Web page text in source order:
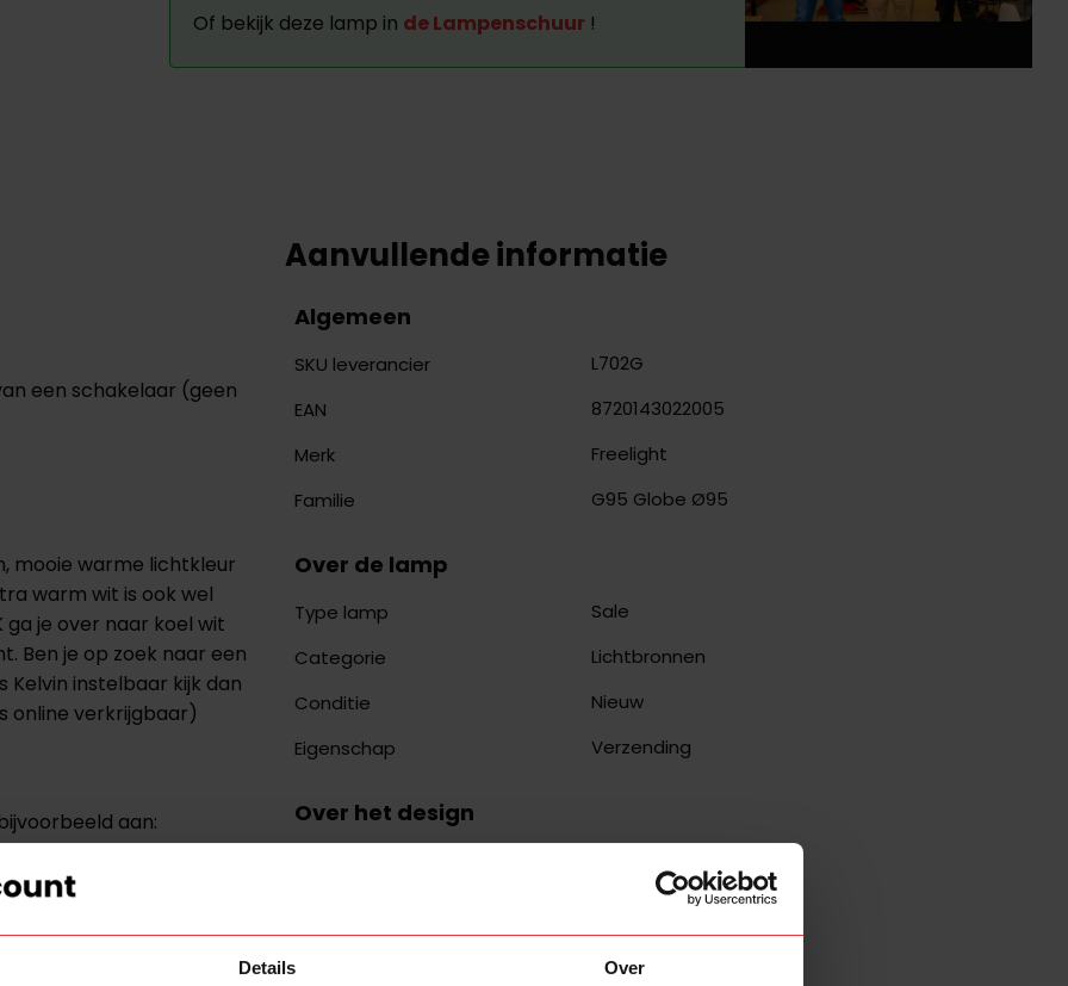
Details Over
Of bekijk deze lamp in de Lampenschuur !
een schakelaar (geen
mooie warme lichtkleur
warm wit is ook wel
je over naar koel wit
Ben je op zoek naar een
instelbaar kijk dan
online verkrijgbaar)
aan:
van
Voor het
bestellingen boven
Aanvullende informatie
Algemeen
SKU leverancier
L702G
EAN
8720143022005
Merk
Freelight
Familie
G95 Globe Ø95
Over de lamp
Type lamp
Sale
Categorie
Lichtbronnen
Conditie
Nieuw
Eigenschap
Verzending
Over het design
Over het licht